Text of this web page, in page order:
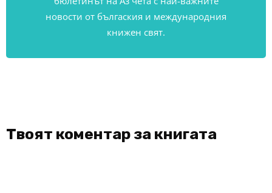
новости от бългаския и международния
книжен свят.
Твоят коментар за книгата